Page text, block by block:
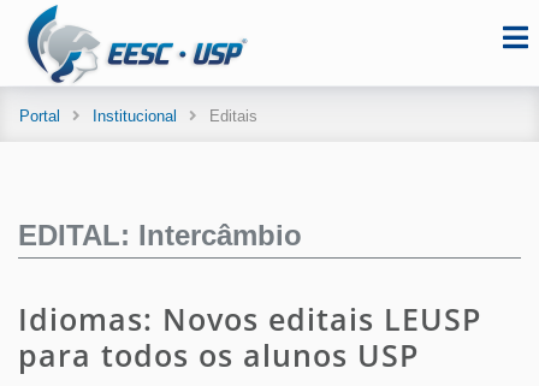
Portal Institucional Editais
EDITAL: Intercâmbio
Idiomas: Novos editais LEUSP
para todos os alunos USP